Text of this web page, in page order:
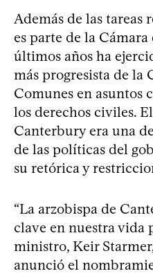
Además de las tareas
es parte de la
últimos años ha
más progresista de la
Comunes en asuntos
los derechos civiles.
Canterbury era una
de las políticas del
su retórica y
“La arzobispa de
clave en nuestra vida
ministro, Keir
anunció el